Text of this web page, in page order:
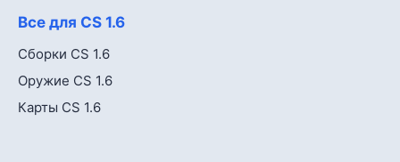
Все для CS 1.6
Сборки CS 1.6
Оружие CS 1.6
Карты CS 1.6